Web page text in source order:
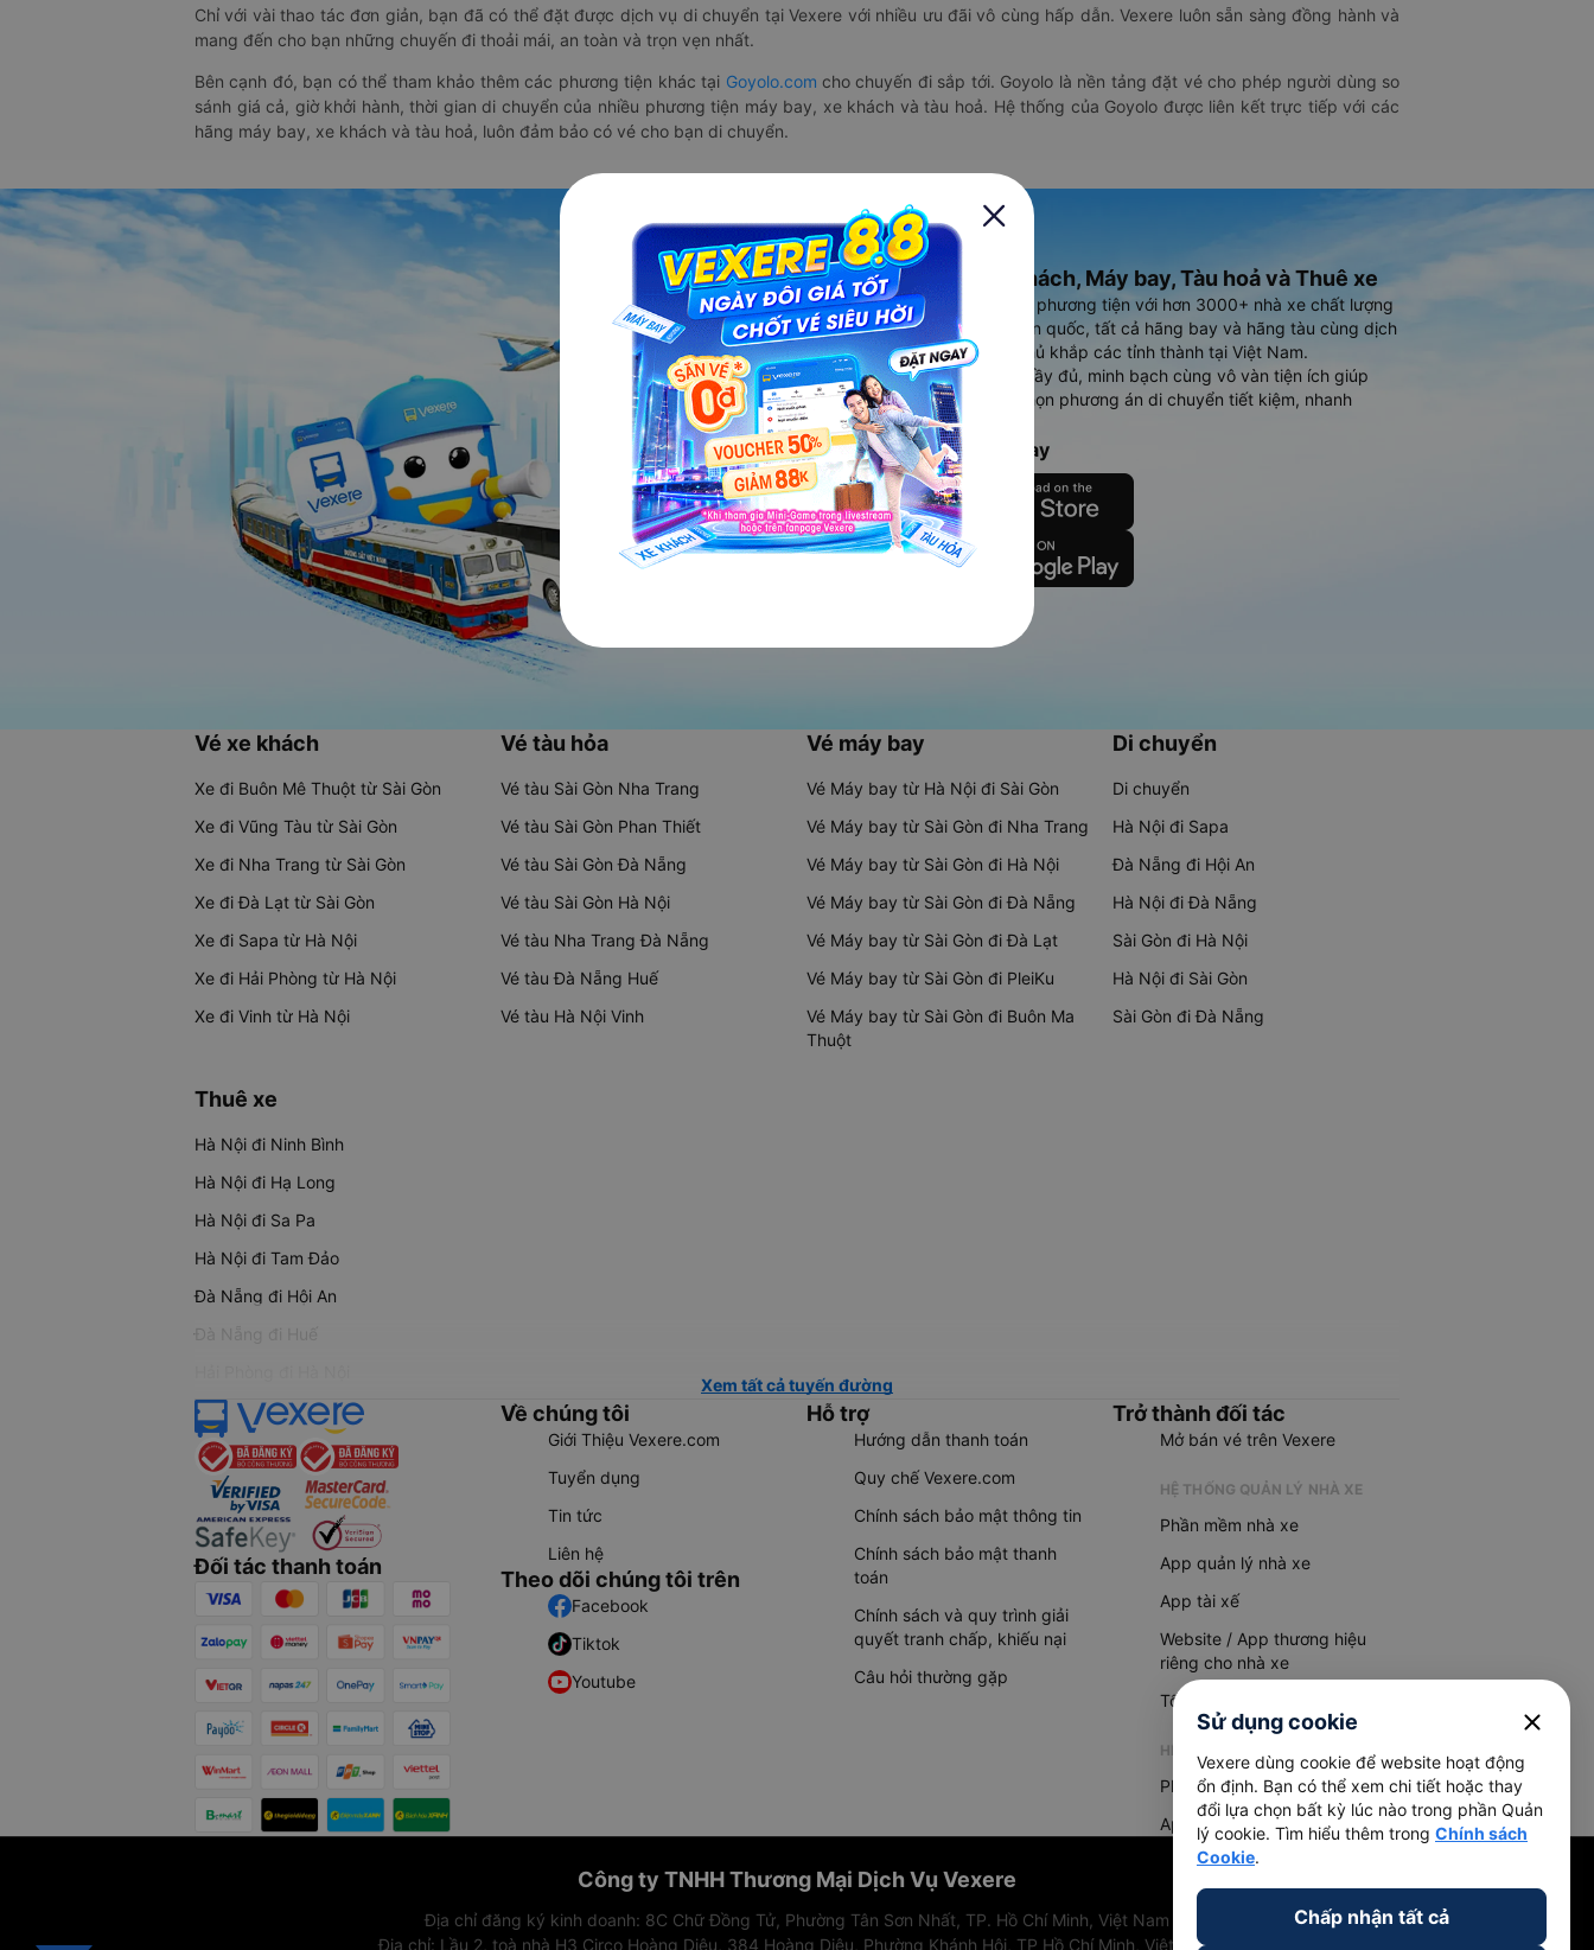
Chỉ với vài thao tác đơn giản, bạn đã có thể đặt được dịch vụ di chuyển tại Vexere với nhiều ưu đãi vô cùng hấp dẫn. Vexere luôn sẵn sàng đồng hành và
mang đến cho bạn những chuyến đi thoải mái, an toàn và trọn vẹn nhất.
Bên cạnh đó, bạn có thể tham khảo thêm các phương tiện khác tại Goyolo.com cho chuyến đi sắp tới. Goyolo là nền tảng đặt vé cho phép người dùng so
sánh giá cả, giờ khởi hành, thời gian di chuyển của nhiều phương tiện máy bay, xe khách và tàu hoả. Hệ thống của Goyolo được liên kết trực tiếp với các
hãng máy bay, xe khách và tàu hoả, luôn đảm bảo có vé cho bạn di chuyển.
Ứng dụng đặt vé Xe khách, Máy bay, Tàu hoả và Thuê xe
Vexere - ứng dụng đặt vé đa phương tiện với hơn 3000+ nhà xe chất lượng
cao, 5000+ tuyến đường toàn quốc, tất cả hãng bay và hãng tàu cùng dịch
vụ thuê xe máy, xe du lịch phủ khắp các tỉnh thành tại Việt Nam.
Ứng dụng hiển thị thông tin đầy đủ, minh bạch cùng vô vàn tiện ích giúp
người dùng so sánh và lựa chọn phương án di chuyển tiết kiệm, nhanh
chóng và phù hợp nhất.
Tải ứng dụng Vexere ngay
Vé xe khách
Xe đi Buôn Mê Thuột từ Sài Gòn
Xe đi Vũng Tàu từ Sài Gòn
Xe đi Nha Trang từ Sài Gòn
Xe đi Đà Lạt từ Sài Gòn
Xe đi Sapa từ Hà Nội
Xe đi Hải Phòng từ Hà Nội
Xe đi Vinh từ Hà Nội
Vé tàu hỏa
Vé tàu Sài Gòn Nha Trang
Vé tàu Sài Gòn Phan Thiết
Vé tàu Sài Gòn Đà Nẵng
Vé tàu Sài Gòn Hà Nội
Vé tàu Nha Trang Đà Nẵng
Vé tàu Đà Nẵng Huế
Vé tàu Hà Nội Vinh
Vé máy bay
Vé Máy bay từ Hà Nội đi Sài Gòn
Vé Máy bay từ Sài Gòn đi Nha Trang
Vé Máy bay từ Sài Gòn đi Hà Nội
Vé Máy bay từ Sài Gòn đi Đà Nẵng
Vé Máy bay từ Sài Gòn đi Đà Lạt
Vé Máy bay từ Sài Gòn đi PleiKu
Vé Máy bay từ Sài Gòn đi Buôn Ma
Thuột
Di chuyển
Di chuyển
Hà Nội đi Sapa
Đà Nẵng đi Hội An
Hà Nội đi Đà Nẵng
Sài Gòn đi Hà Nội
Hà Nội đi Sài Gòn
Sài Gòn đi Đà Nẵng
Thuê xe
Hà Nội đi Ninh Bình
Hà Nội đi Hạ Long
Hà Nội đi Sa Pa
Hà Nội đi Tam Đảo
Đà Nẵng đi Hội An
Đà Nẵng đi Huế
Xem tất cả tuyến đường
Đối tác thanh toán
Về chúng tôi
Giới Thiệu Vexere.com
Tuyển dụng
Tin tức
Liên hệ
Theo dõi chúng tôi trên
Facebook
Tiktok
Youtube
Hỗ trợ
Hướng dẫn thanh toán
Quy chế Vexere.com
Chính sách bảo mật thông tin
Chính sách bảo mật thanh
toán
Chính sách và quy trình giải
quyết tranh chấp, khiếu nại
Câu hỏi thường gặp
Trở thành đối tác
Mở bán vé trên Vexere
HỆ THỐNG QUẢN LÝ NHÀ XE
Phần mềm nhà xe
App quản lý nhà xe
App tài xế
Website / App thương hiệu
riêng cho nhà xe
Tổng đài AI
HỆ THỐNG QUẢN LÝ HÀNG HOÁ
Phần mềm quản lý hàng hoá
App quản lý hàng hoá
Công ty TNHH Thương Mại Dịch Vụ Vexere
Địa chỉ đăng ký kinh doanh: 8C Chữ Đồng Tử, Phường Tân Sơn Nhất, TP. Hồ Chí Minh, Việt Nam
Địa chỉ: Lầu 2, toà nhà H3 Circo Hoàng Diệu, 384 Hoàng Diệu, Phường Khánh Hội, TP Hồ Chí Minh, Việt Nam
Sử dụng cookie close
Vexere dùng cookie để website hoạt động
ổn định. Bạn có thể xem chi tiết hoặc thay
đổi lựa chọn bất kỳ lúc nào trong phần Quản
lý cookie. Tìm hiểu thêm trong Chính sách
Cookie.
Chấp nhận tất cả